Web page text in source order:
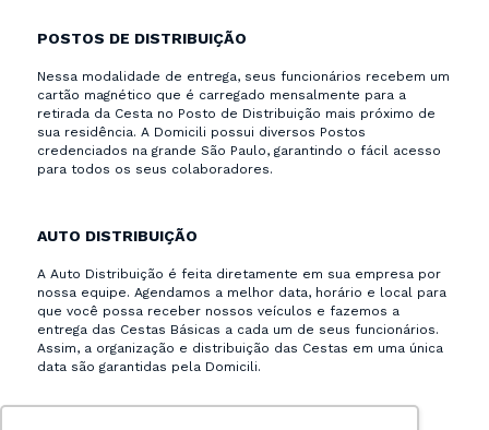
POSTOS DE DISTRIBUIÇÃO
Nessa modalidade de entrega, seus funcionários recebem um
cartão magnético que é carregado mensalmente para a
retirada da Cesta no Posto de Distribuição mais próximo de
sua residência. A Domicili possui diversos Postos
credenciados na grande São Paulo, garantindo o fácil acesso
para todos os seus colaboradores.
AUTO DISTRIBUIÇÃO
A Auto Distribuição é feita diretamente em sua empresa por
nossa equipe. Agendamos a melhor data, horário e local para
que você possa receber nossos veículos e fazemos a
entrega das Cestas Básicas a cada um de seus funcionários.
Assim, a organização e distribuição das Cestas em uma única
data são garantidas pela Domicili.